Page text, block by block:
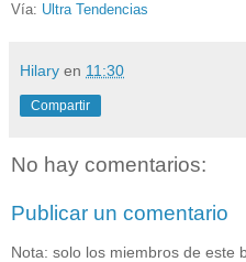
Vía: Ultra Tendencias
Hilary en 11:30
Compartir
No hay comentarios:
Publicar un comentario
Nota: solo los miembros de este